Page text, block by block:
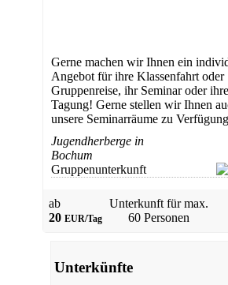
Gerne machen wir Ihnen ein
Angebot für ihre Klassenfahrt oder
Gruppenreise, ihr Seminar oder ihre
Tagung! Gerne stellen wir Ihnen
unsere Seminarräume zu
Jugendherberge in
Bochum
Gruppenunterkunft
ab
20 EUR/Tag
Unterkunft für max.
60 Personen
Unterkünfte